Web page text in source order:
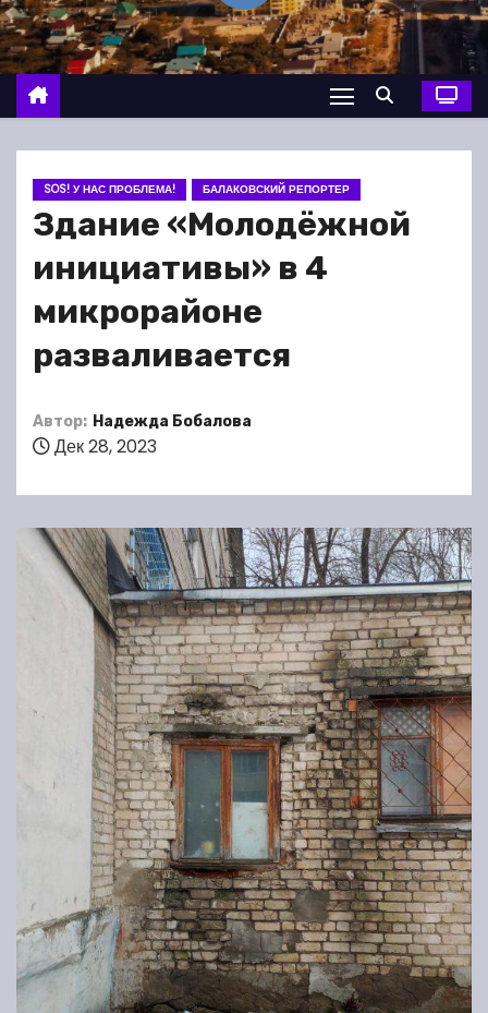
о
м
у
SOS! У НАС ПРОБЛЕМА! БАЛАКОВСКИЙ РЕПОРТЕР
Здание «Молодёжной
инициативы» в 4
микрорайоне
разваливается
Автор: Надежда Бобалова
Дек 28, 2023